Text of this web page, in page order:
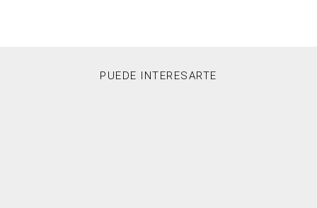
PUEDE INTERESARTE